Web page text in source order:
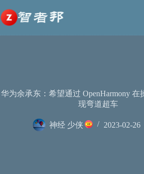
至
内
容
华为余承东：希望通过 OpenHarmony 在
现弯道超车
神经 少侠 2023-02-26